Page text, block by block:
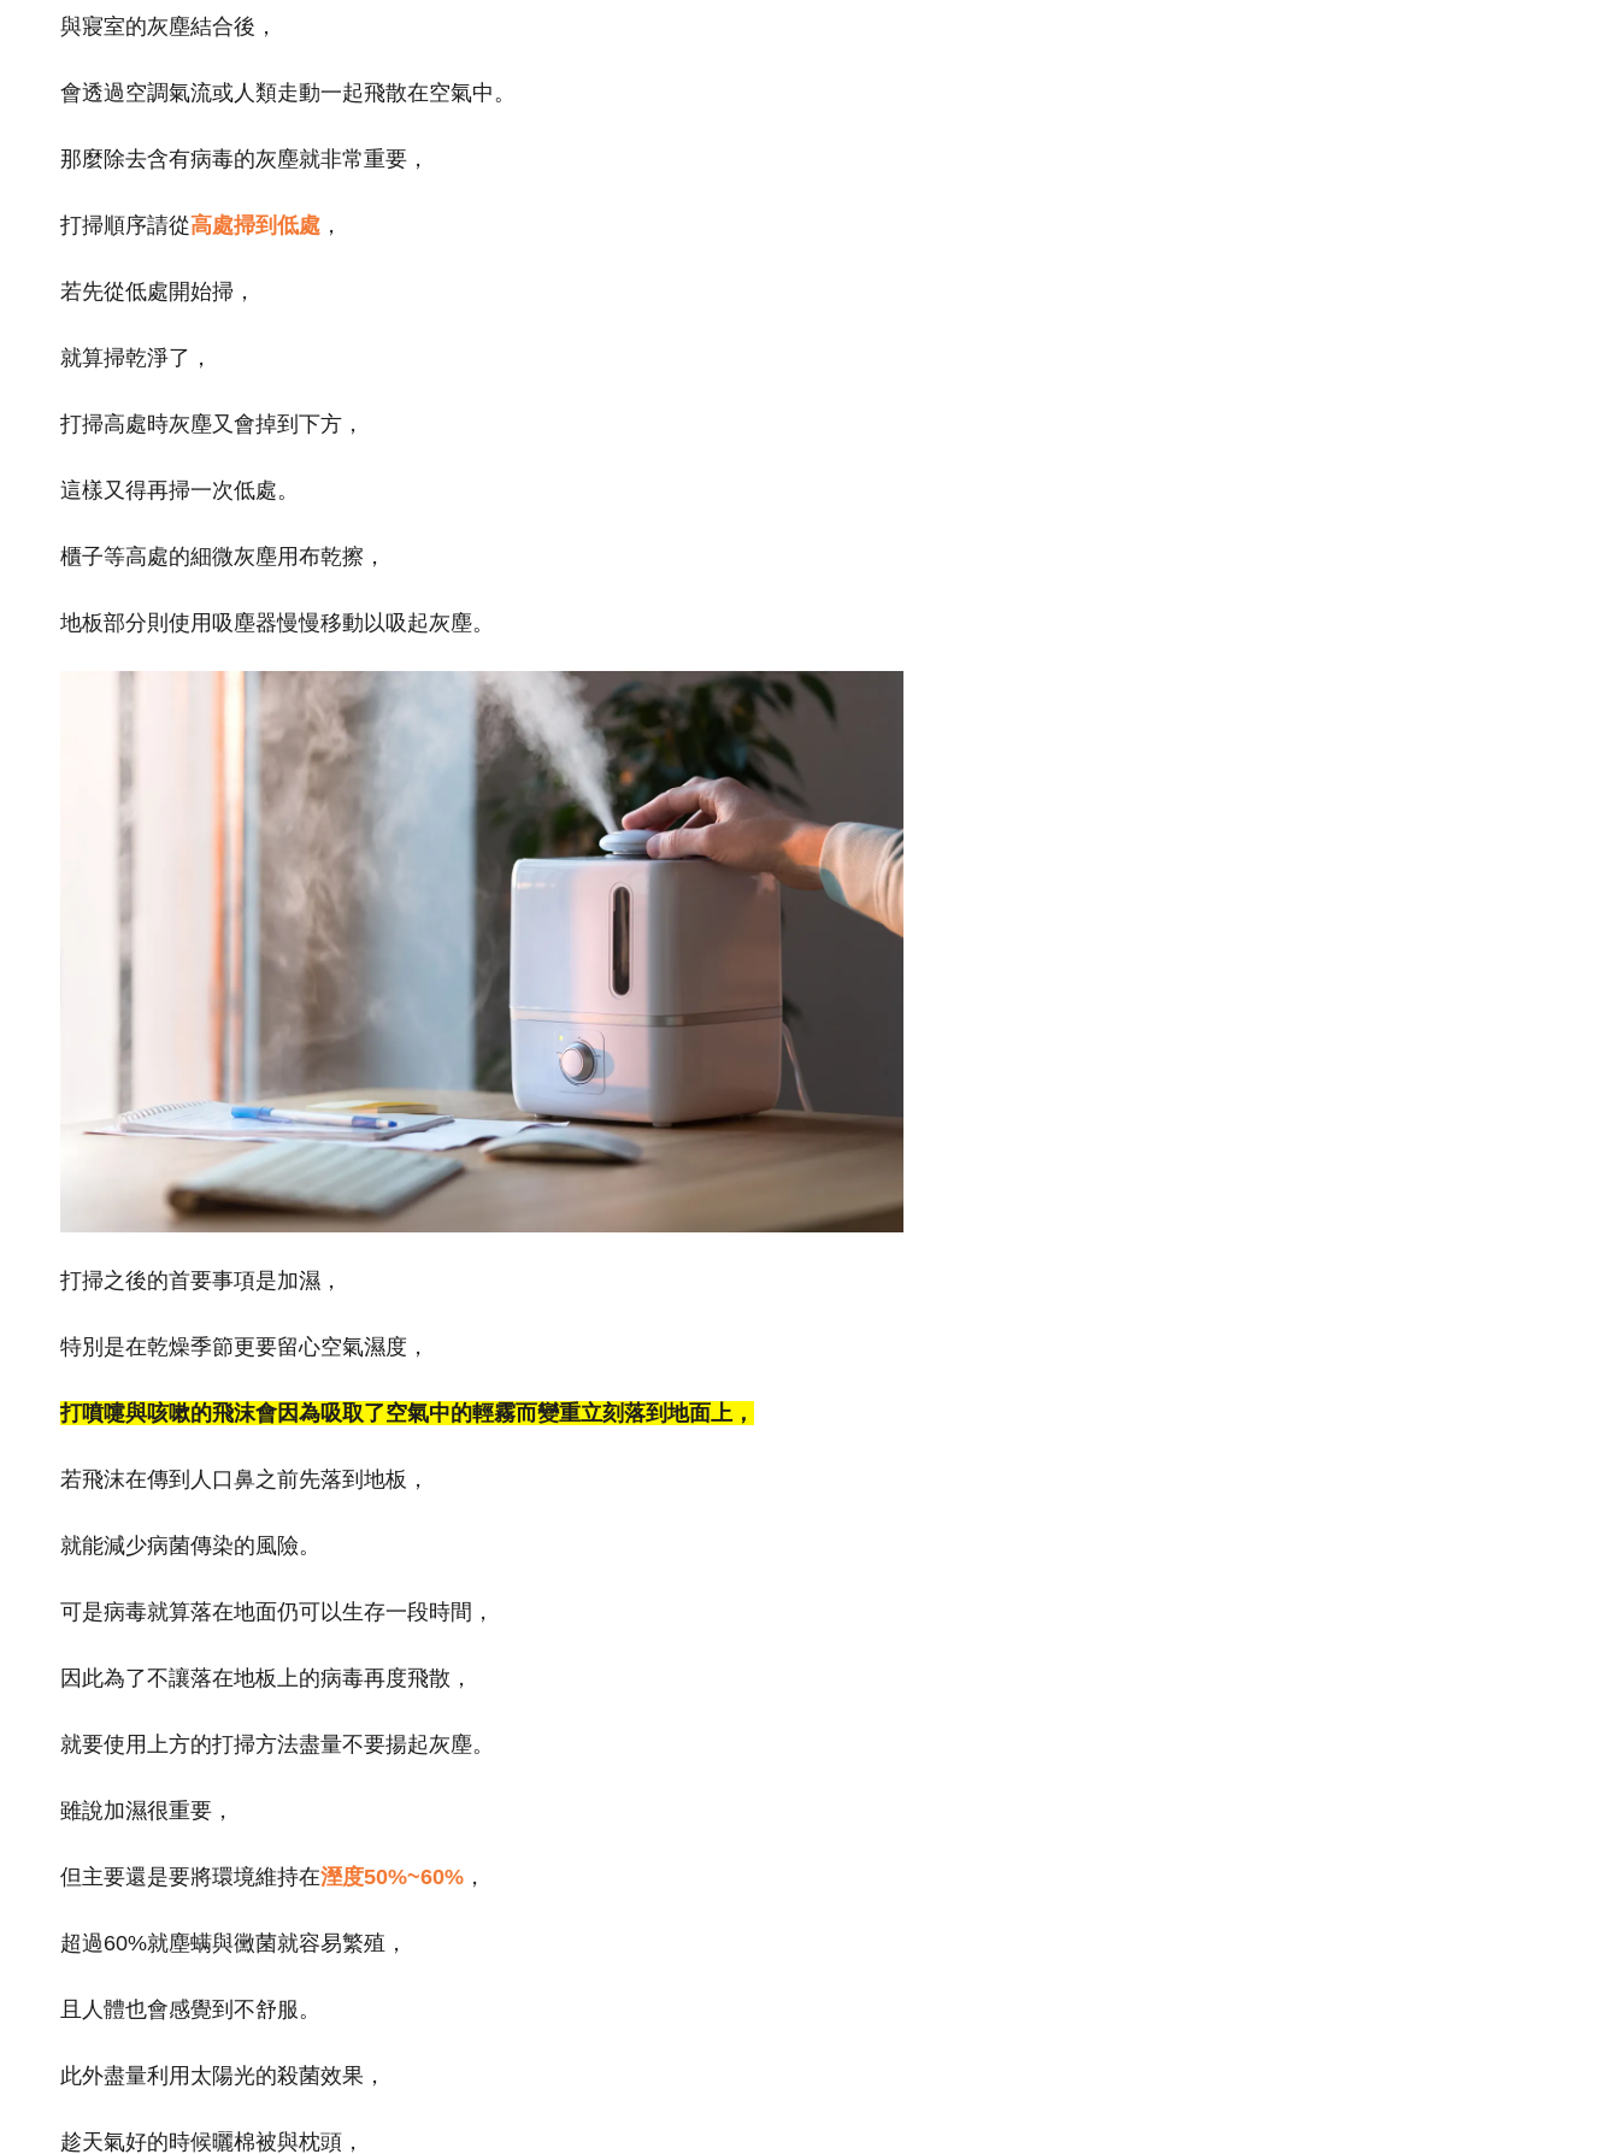
與寢室的灰塵結合後，
會透過空調氣流或人類走動一起飛散在空氣中。
那麼除去含有病毒的灰塵就非常重要，
打掃順序請從高處掃到低處 ，
若先從低處開始掃，
就算掃乾淨了，
打掃高處時灰塵又會掉到下方，
這樣又得再掃一次低處。
櫃子等高處的細微灰塵用布乾擦，
地板部分則使用吸塵器慢慢移動以吸起灰塵。
打掃之後的首要事項是加濕，
特別是在乾燥季節更要留心空氣濕度，
打噴嚏與咳嗽的飛沫會因為吸取了空氣中的輕霧而變重立刻落到地面上，
若飛沫在傳到人口鼻之前先落到地板，
就能減少病菌傳染的風險。
可是病毒就算落在地面仍可以生存一段時間，
因此為了不讓落在地板上的病毒再度飛散，
就要使用上方的打掃方法盡量不要揚起灰塵。
雖說加濕很重要，
但主要還是要將環境維持在溼度50%~60% ，
超過60%就塵螨與黴菌就容易繁殖，
且人體也會感覺到不舒服。
此外盡量利用太陽光的殺菌效果，
趁天氣好的時候曬棉被與枕頭，